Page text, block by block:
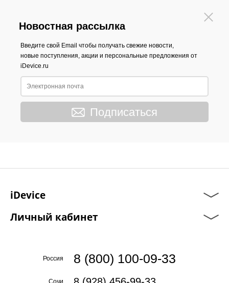
Новостная рассылка
Введите свой Email чтобы получать свежие новости,
новые поступления, акции и персональные предложения от
iDevice.ru
Подписаться
iDevice
Личный кабинет
Россия 8 (800) 100-09-33
Сочи